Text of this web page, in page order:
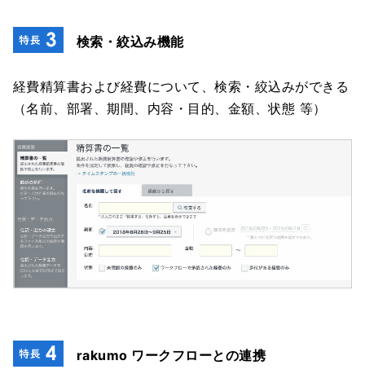
検索・絞込み機能
経費精算書および経費について、検索・絞込みができる
（名前、部署、期間、内容・目的、金額、状態 等）
rakumo ワークフローとの連携